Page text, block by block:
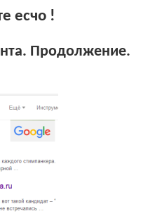
есчо !
Продолжение.